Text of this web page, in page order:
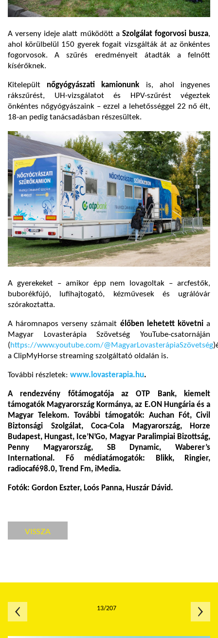
A verseny ideje alatt működött a Szolgálat fogorvosi busza,
ahol körülbelül 150 gyerek fogait vizsgálták át az önkéntes
fogorvosok. A szűrés eredményeit átadták a felnőtt
kísérőknek.
Kitelepült nőgyógyászati kamionunk is, ahol ingyenes
rákszűrést, UH-vizsgálatot és HPV-szűrést végeztek
önkéntes nőgyógyászaink – ezzel a lehetősséggel 22 nő élt,
18-an pedig tanácsadásban részesültek.
A gyerekeket – amikor épp nem lovagoltak – arcfestők,
buborékfújó, lufihajtogató, kézművesek és ugrálóvár
szórakoztatta.
A háromnapos verseny számait élőben lehetett követnia
Magyar Lovasterápia Szövetség YouTube-csatornáján
(https://www.youtube.com/@MagyarLovasterápiaSzövetség
a ClipMyHorse streaming szolgáltató oldalán is.
További részletek: www.lovasterapia.hu.
A rendezvény főtámogatója az OTP Bank, kiemelt
támogatók Magyarország Kormánya, az E.ON Hungária és a
Magyar Telekom. További támogatók: Auchan Fót, Civil
Biztonsági Szolgálat, Coca-Cola Magyarország, Horze
Budapest, Hungast, Ice’N’Go, Magyar Paralimpiai Bizottság,
Penny Magyarország, SB Dynamic, Waberer’s
International. Fő médiatámogatók: Blikk, Ringier,
radiocafé98.0, Trend Fm, iMedia.
Fotók: Gordon Eszter, Loós Panna, Huszár Dávid.
VISSZA
13/207